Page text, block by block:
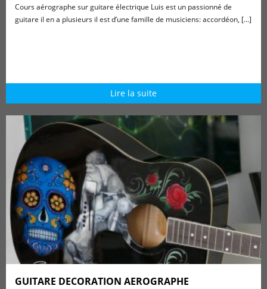
Cours aérographe sur guitare électrique Luis est un passionné de
guitare il en a plusieurs il est d’une famille de musiciens: accordéon, [...]
Lire la suite
GUITARE DECORATION AEROGRAPHE